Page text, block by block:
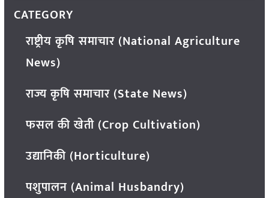
CATEGORY
राष्ट्रीय कृषि समाचार (National Agriculture
News)
राज्य कृषि समाचार (State News)
फसल की खेती (Crop Cultivation)
उद्यानिकी (Horticulture)
पशुपालन (Animal Husbandry)